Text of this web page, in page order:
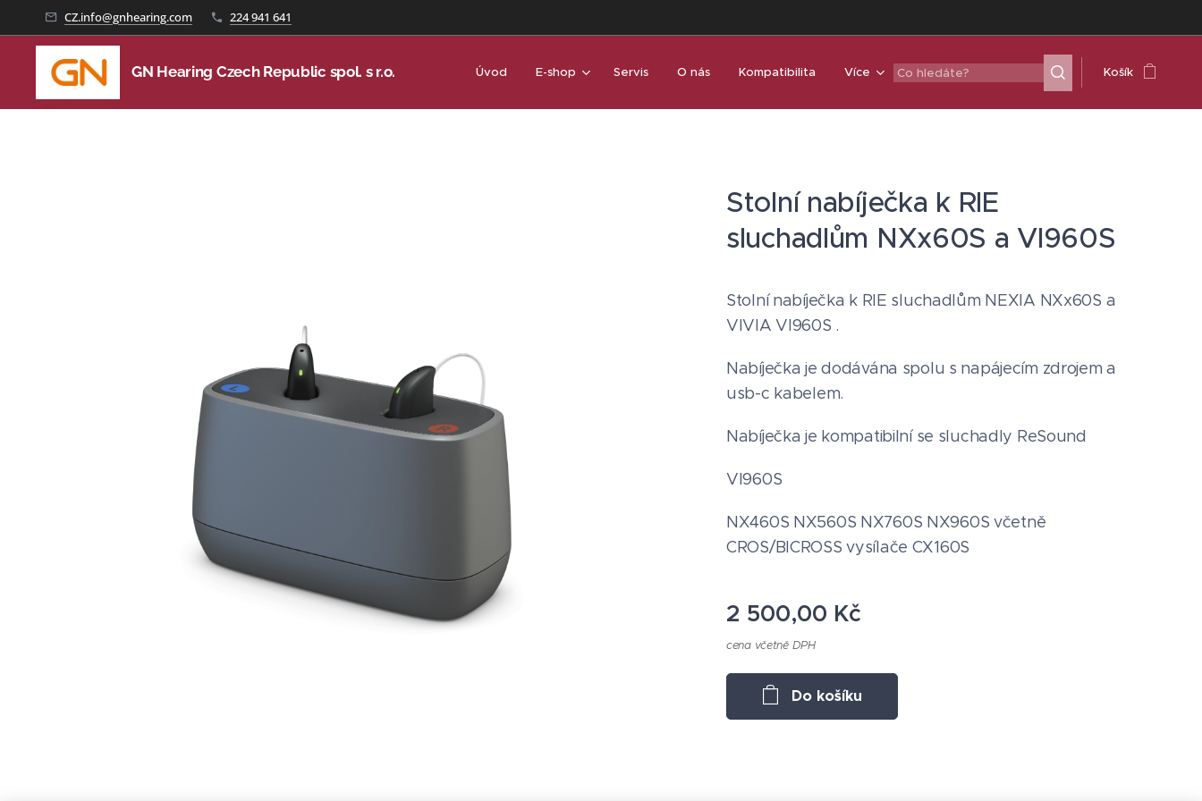
CZ.info@gnhearing.com 224 941 641
GN Hearing Czech Republic spol. s r.o. Úvod E-shop Servis O nás Kompatibilita Více Košík
Stolní nabíječka k RIE
sluchadlům NXx60S a VI960S
Stolní nabíječka k RIE sluchadlům NEXIA NXx60S a
VIVIA VI960S .
Nabíječka je dodávána spolu s napájecím zdrojem a
usb-c kabelem.
Nabíječka je kompatibilní se sluchadly ReSound
VI960S
NX460S NX560S NX760S NX960S včetně
CROS/BICROSS vysílače CX160S
2 500,00 Kč
cena včetně DPH
Do košíku